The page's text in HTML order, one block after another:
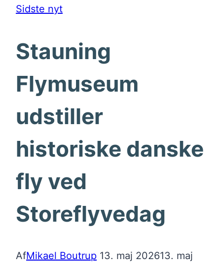
Sidste nyt
Stauning
Flymuseum
udstiller
historiske danske
fly ved
Storeflyvedag
AfMikael Boutrup 13. maj 202613. maj